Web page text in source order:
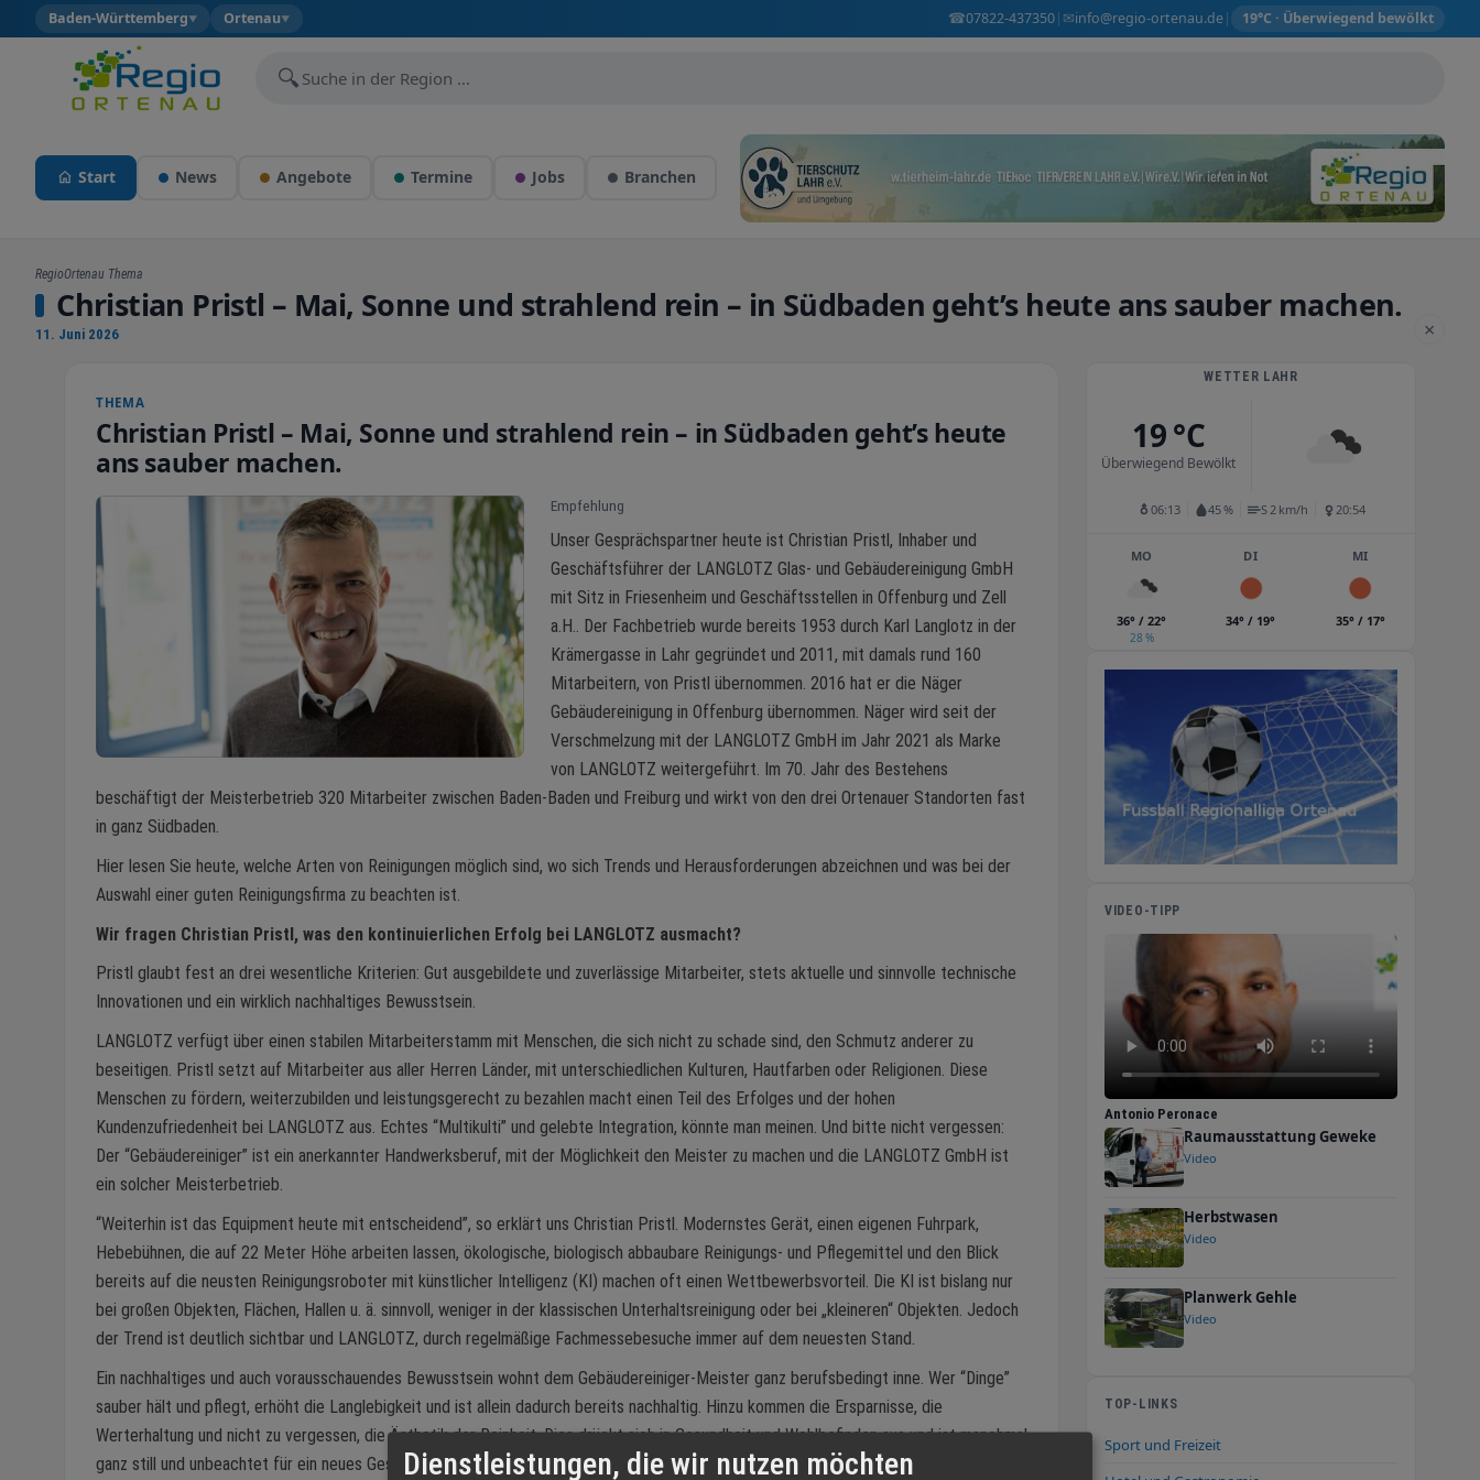
Baden-Württemberg▼ Ortenau▼ ☎07822-437350| ✉info@regio-ortenau.de| 19°C · Überwiegend bewölkt
🔍
Start News Angebote Termine Jobs Branchen
RegioOrtenau Thema
Christian Pristl – Mai, Sonne und strahlend rein – in Südbaden geht’s heute ans sauber machen.
11. Juni 2026 ×
THEMA
Christian Pristl – Mai, Sonne und strahlend rein – in Südbaden geht’s heute
ans sauber machen.
Empfehlung
Unser Gesprächspartner heute ist Christian Pristl, Inhaber und
Geschäftsführer der LANGLOTZ Glas- und Gebäudereinigung GmbH
mit Sitz in Friesenheim und Geschäftsstellen in Offenburg und Zell
a.H.. Der Fachbetrieb wurde bereits 1953 durch Karl Langlotz in der
Krämergasse in Lahr gegründet und 2011, mit damals rund 160
Mitarbeitern, von Pristl übernommen. 2016 hat er die Näger
Gebäudereinigung in Offenburg übernommen. Näger wird seit der
Verschmelzung mit der LANGLOTZ GmbH im Jahr 2021 als Marke
von LANGLOTZ weitergeführt. Im 70. Jahr des Bestehens
beschäftigt der Meisterbetrieb 320 Mitarbeiter zwischen Baden-Baden und Freiburg und wirkt von den drei Ortenauer Standorten fast
in ganz Südbaden.
Hier lesen Sie heute, welche Arten von Reinigungen möglich sind, wo sich Trends und Herausforderungen abzeichnen und was bei der
Auswahl einer guten Reinigungsfirma zu beachten ist.
Wir fragen Christian Pristl, was den kontinuierlichen Erfolg bei LANGLOTZ ausmacht?
Pristl glaubt fest an drei wesentliche Kriterien: Gut ausgebildete und zuverlässige Mitarbeiter, stets aktuelle und sinnvolle technische
Innovationen und ein wirklich nachhaltiges Bewusstsein.
LANGLOTZ verfügt über einen stabilen Mitarbeiterstamm mit Menschen, die sich nicht zu schade sind, den Schmutz anderer zu
beseitigen. Pristl setzt auf Mitarbeiter aus aller Herren Länder, mit unterschiedlichen Kulturen, Hautfarben oder Religionen. Diese
Menschen zu fördern, weiterzubilden und leistungsgerecht zu bezahlen macht einen Teil des Erfolges und der hohen
Kundenzufriedenheit bei LANGLOTZ aus. Echtes “Multikulti” und gelebte Integration, könnte man meinen. Und bitte nicht vergessen:
Der “Gebäudereiniger” ist ein anerkannter Handwerksberuf, mit der Möglichkeit den Meister zu machen und die LANGLOTZ GmbH ist
ein solcher Meisterbetrieb.
“Weiterhin ist das Equipment heute mit entscheidend”, so erklärt uns Christian Pristl. Modernstes Gerät, einen eigenen Fuhrpark,
Hebebühnen, die auf 22 Meter Höhe arbeiten lassen, ökologische, biologisch abbaubare Reinigungs- und Pflegemittel und den Blick
bereits auf die neusten Reinigungsroboter mit künstlicher Intelligenz (KI) machen oft einen Wettbewerbsvorteil. Die KI ist bislang nur
bei großen Objekten, Flächen, Hallen u. ä. sinnvoll, weniger in der klassischen Unterhaltsreinigung oder bei „kleineren“ Objekten. Jedoch
der Trend ist deutlich sichtbar und LANGLOTZ, durch regelmäßige Fachmessebesuche immer auf dem neuesten Stand.
Ein nachhaltiges und auch vorausschauendes Bewusstsein wohnt dem Gebäudereiniger-Meister ganz berufsbedingt inne. Wer “Dinge”
sauber hält und pflegt, erhöht die Langlebigkeit und ist allein dadurch bereits nachhaltig. Hinzu kommen die Ersparnisse, die
Werterhaltung und nicht zu vergessen, die Ästhetik der Reinheit. Dies drückt sich in Gesundheit und Wohlbefinden aus und ist manchmal
ganz still und unbeachtet für ein neues Geschäft, einen treuen Mitarbeiter oder eine glückliche Familie im Einfamilienhaus
WETTER LAHR
19 °C
Überwiegend Bewölkt
06:13 45 % S 2 km/h 20:54
MO
36° / 22°
28 %
DI
34° / 19°
MI
35° / 17°
VIDEO-TIPP
Antonio Peronace
Raumausstattung Geweke
Video
Herbstwasen
Video
Planwerk Gehle
Video
TOP-LINKS
Sport und Freizeit
Dienstleistungen, die wir nutzen möchten